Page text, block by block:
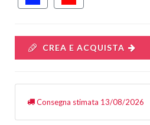
CREA E ACQUISTA
Consegna stimata 13/08/2026